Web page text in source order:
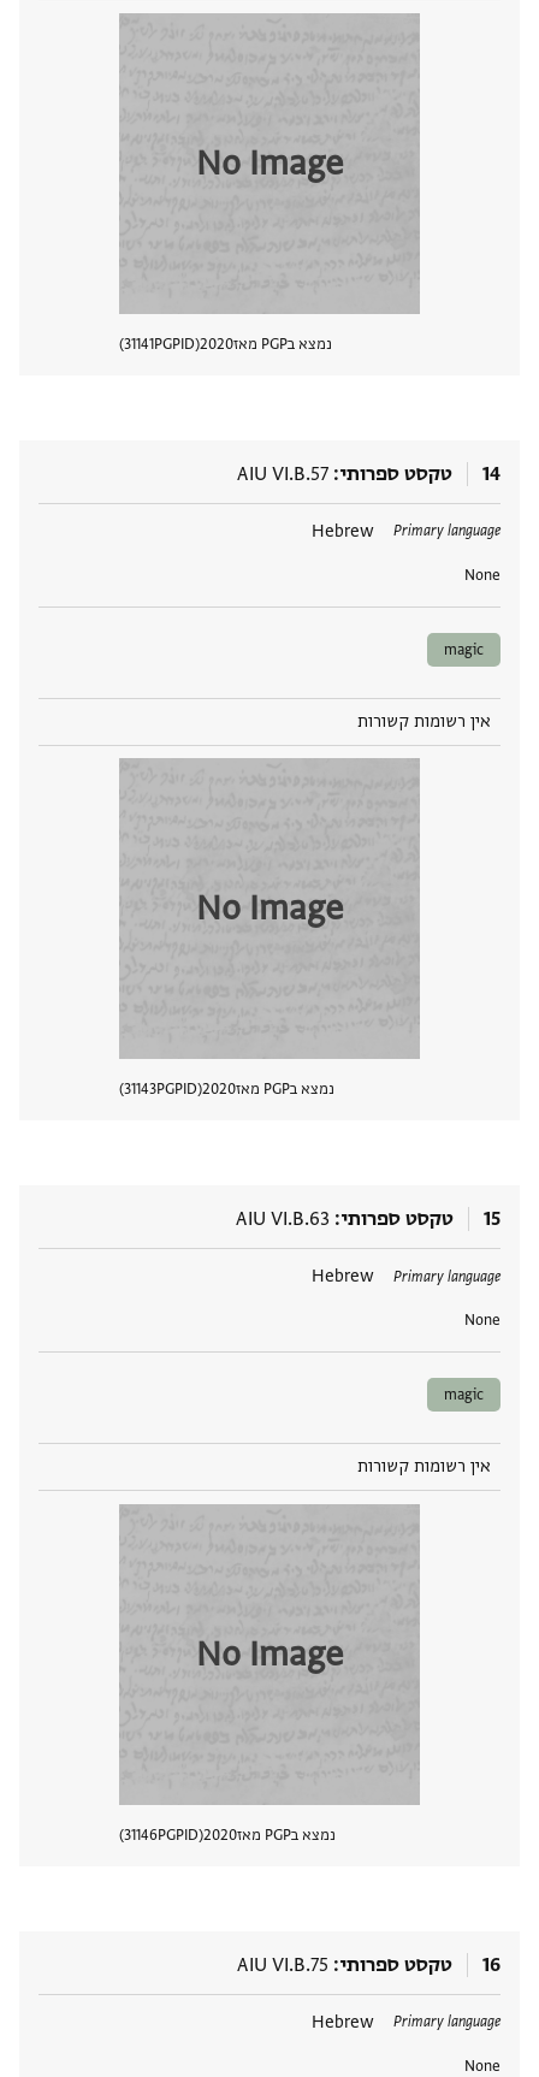
No Image
נמצא בPGP מאז 2020
PGPID
31141
14 טקסט ספרותי AIU VI.B.57
Primary language
Hebrew
None
תגים
magic
אין רשומות קשורות
No Image
נמצא בPGP מאז 2020
PGPID
31143
15 טקסט ספרותי AIU VI.B.63
Primary language
Hebrew
None
תגים
magic
אין רשומות קשורות
No Image
נמצא בPGP מאז 2020
PGPID
31146
16 טקסט ספרותי AIU VI.B.75
Primary language
Hebrew
None
תגים